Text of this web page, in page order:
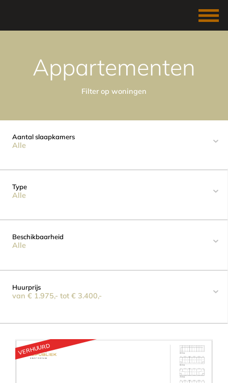
Appartementen
Filter op woningen
Aantal slaapkamers
Alle
Type
Alle
Beschikbaarheid
Alle
Huurprijs
van € 1.975,- tot € 3.400,-
VERHUURD